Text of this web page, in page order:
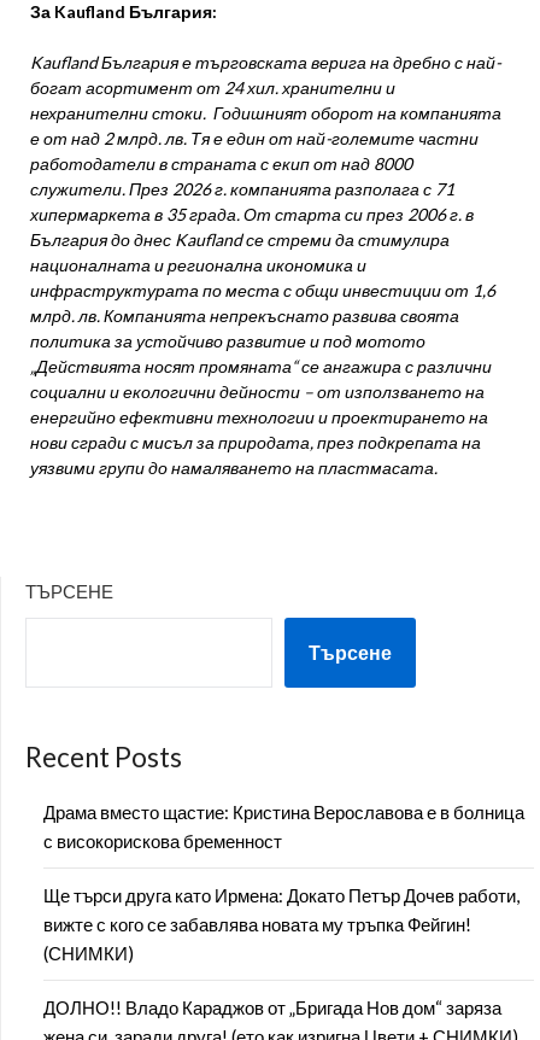
За Kaufland България:
Kaufland България е търговската верига на дребно с най-
богат асортимент от 24 хил. хранителни и
нехранителни стоки. Годишният оборот на компанията
е от над 2 млрд. лв. Тя е един от най-големите частни
работодатели в страната с екип от над 8000
служители. През 2026 г. компанията разполага с 71
хипермаркета в 35 града. От старта си през 2006 г. в
България до днес Kaufland се стреми да стимулира
националната и регионална икономика и
инфраструктурата по места с общи инвестиции от 1,6
млрд. лв. Компанията непрекъснато развива своята
политика за устойчиво развитие и под мотото
„Действията носят промяната“ се ангажира с различни
социални и екологични дейности – от използването на
енергийно ефективни технологии и проектирането на
нови сгради с мисъл за природата, през подкрепата на
уязвими групи до намаляването на пластмасата.
ТЪРСЕНЕ
Търсене
Recent Posts
Драма вместо щастие: Кристина Верославова е в болница
с високорискова бременност
Ще търси друга като Ирмена: Докато Петър Дочев работи,
вижте с кого се забавлява новата му тръпка Фейгин!
(СНИМКИ)
ДОЛНО!! Владо Караджов от „Бригада Нов дом“ заряза